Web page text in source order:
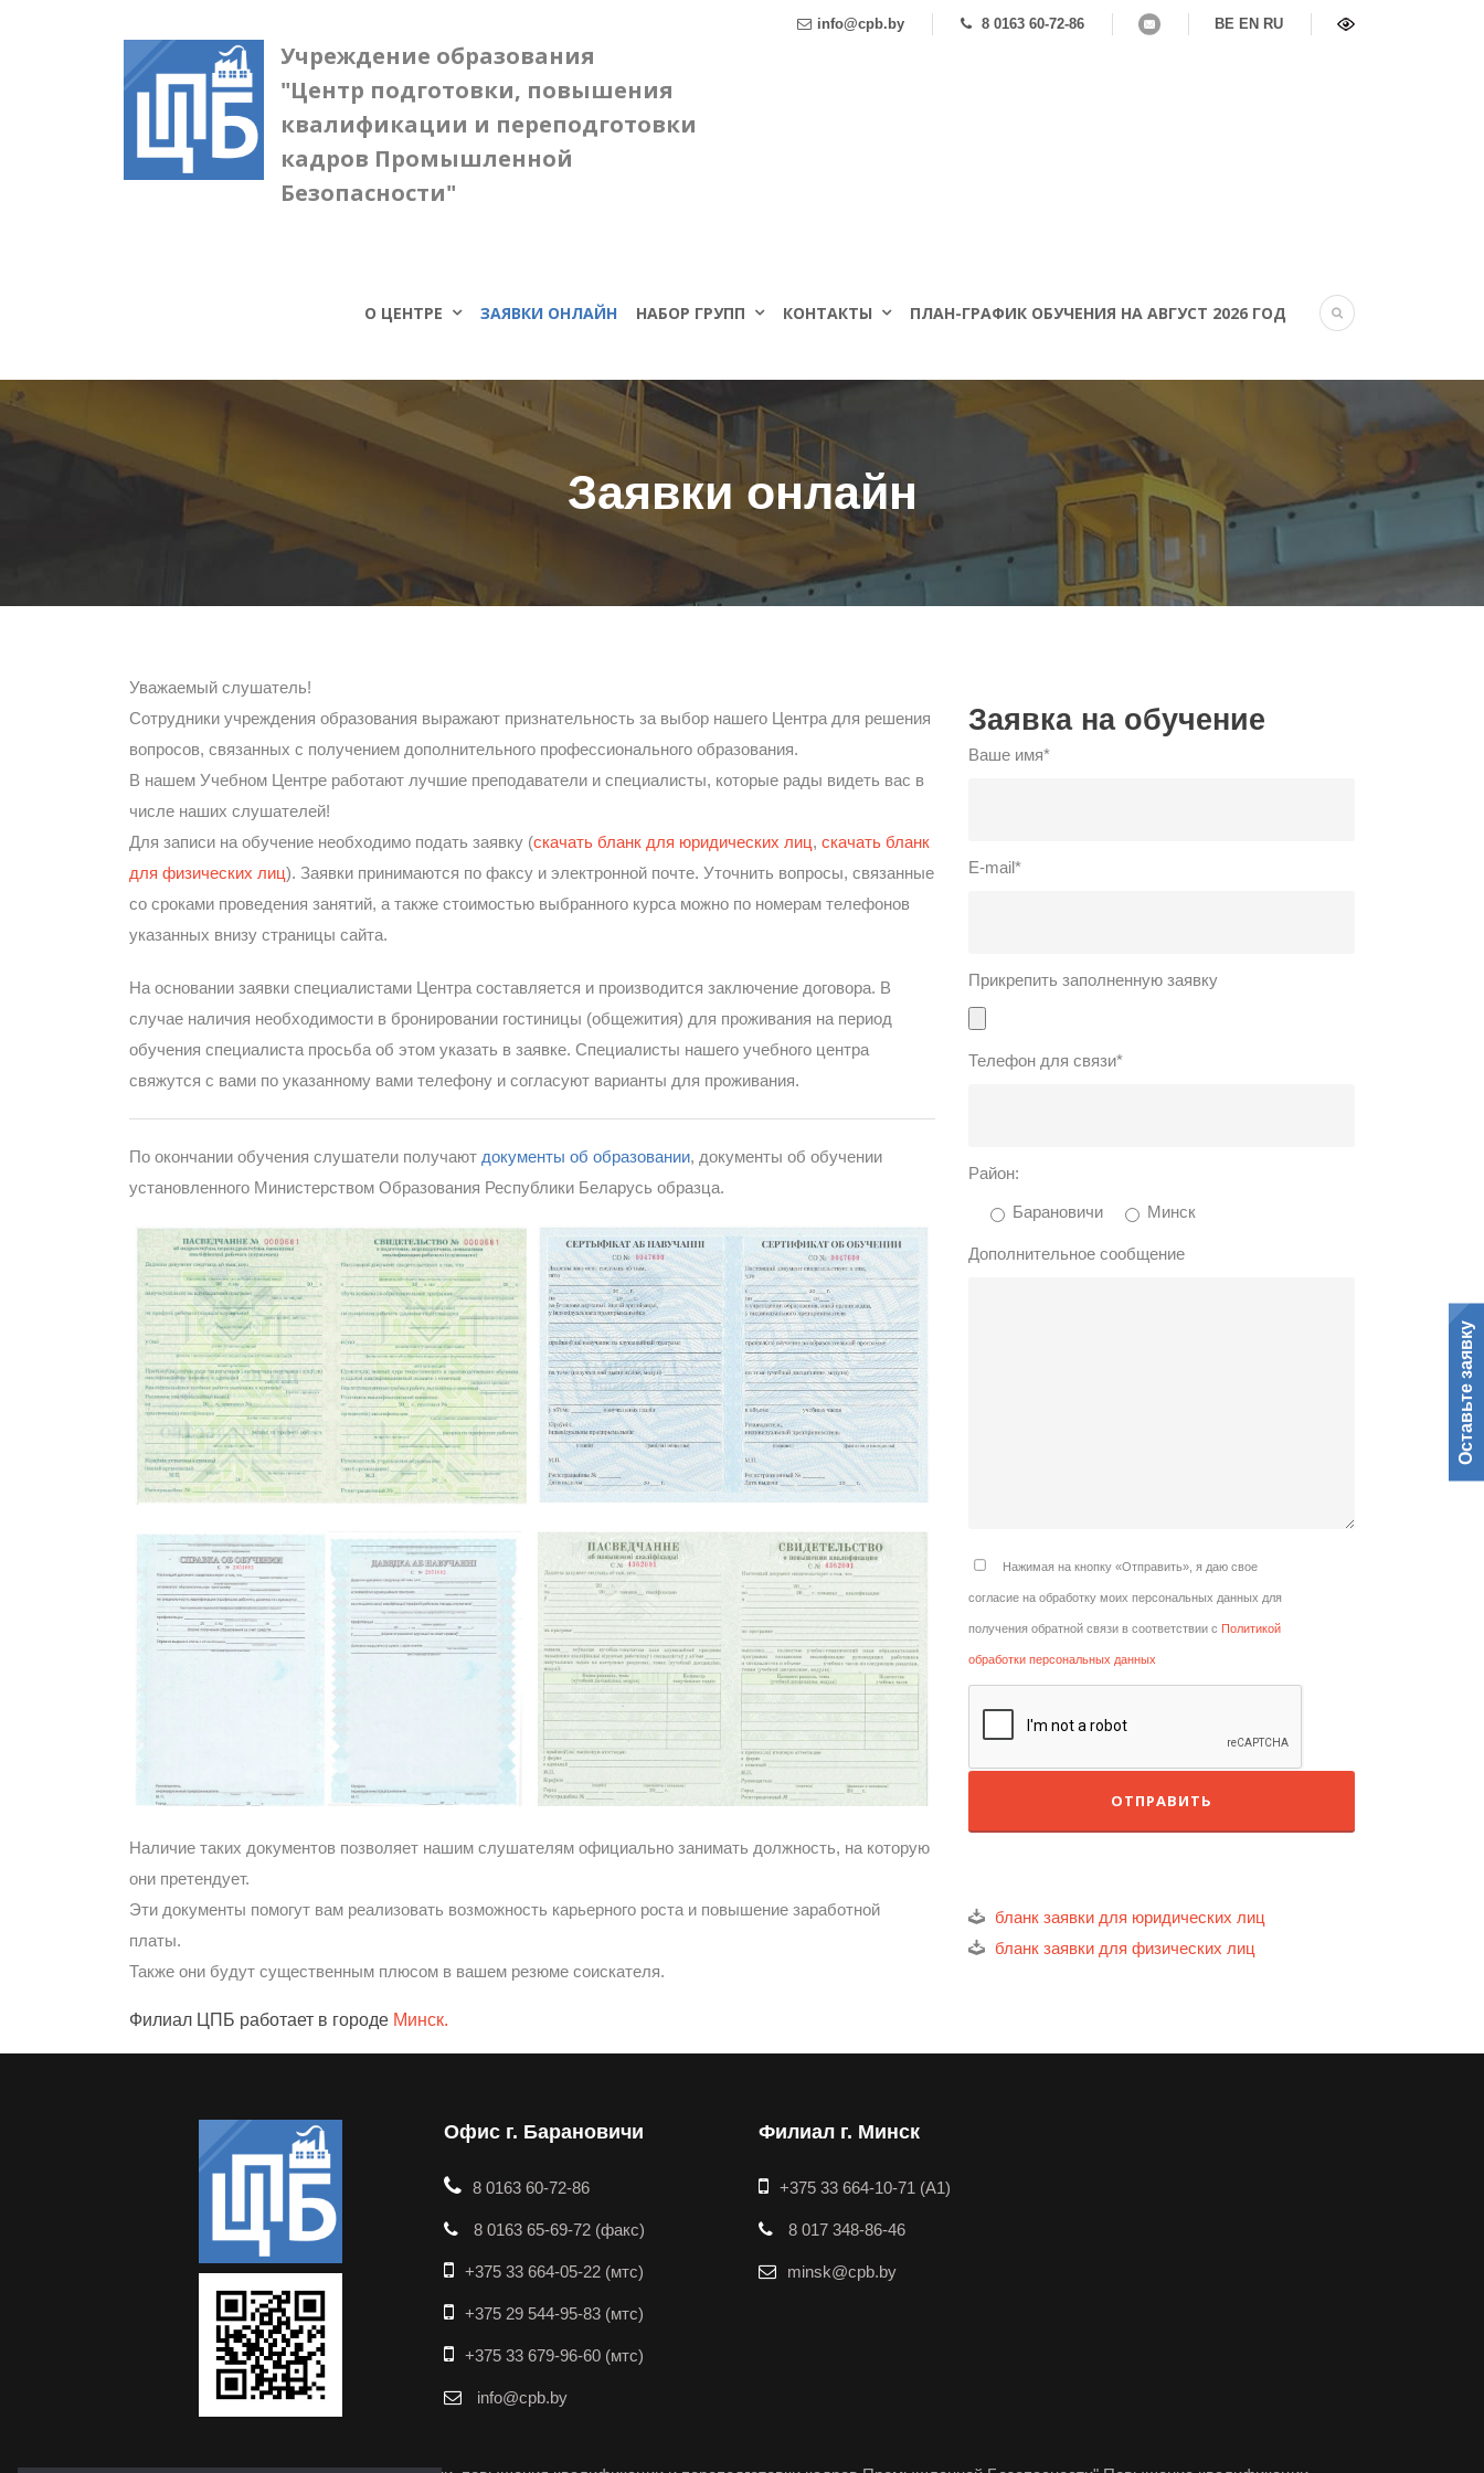
info@cpb.by 8 0163 60-72-86 BE EN RU
Учреждение образования
"Центр подготовки, повышения
квалификации и переподготовки
кадров Промышленной
Безопасности"
О ЦЕНТРЕ ЗАЯВКИ ОНЛАЙН НАБОР ГРУПП КОНТАКТЫ ПЛАН-ГРАФИК ОБУЧЕНИЯ НА АВГУСТ 2026 ГОД
Заявки онлайн
Уважаемый слушатель!
Сотрудники учреждения образования выражают признательность за выбор нашего Центра для решения
вопросов, связанных с получением дополнительного профессионального образования.
В нашем Учебном Центре работают лучшие преподаватели и специалисты, которые рады видеть вас в
числе наших слушателей!
Для записи на обучение необходимо подать заявку (скачать бланк для юридических лиц, скачать бланк
для физических лиц). Заявки принимаются по факсу и электронной почте. Уточнить вопросы, связанные
со сроками проведения занятий, а также стоимостью выбранного курса можно по номерам телефонов
указанных внизу страницы сайта.
На основании заявки специалистами Центра составляется и производится заключение договора. В
случае наличия необходимости в бронировании гостиницы (общежития) для проживания на период
обучения специалиста просьба об этом указать в заявке. Специалисты нашего учебного центра
свяжутся с вами по указанному вами телефону и согласуют варианты для проживания.
По окончании обучения слушатели получают документы об образовании, документы об обучении
установленного Министерством Образования Республики Беларусь образца.
Наличие таких документов позволяет нашим слушателям официально занимать должность, на которую
они претендует.
Эти документы помогут вам реализовать возможность карьерного роста и повышение заработной
платы.
Также они будут существенным плюсом в вашем резюме соискателя.
Филиал ЦПБ работает в городе Минск.
Заявка на обучение
Ваше имя*
E-mail*
Прикрепить заполненную заявку
Телефон для связи*
Район:
Барановичи Минск
Дополнительное сообщение
Нажимая на кнопку «Отправить», я даю свое
согласие на обработку моих персональных данных для
получения обратной связи в соответствии с Политикой
обработки персональных данных
бланк заявки для юридических лиц
бланк заявки для физических лиц
Офис г. Барановичи
8 0163 60-72-86
8 0163 65-69-72 (факс)
+375 33 664-05-22 (мтс)
+375 29 544-95-83 (мтс)
+375 33 679-96-60 (мтс)
info@cpb.by
Филиал г. Минск
+375 33 664-10-71 (A1)
8 017 348-86-46
minsk@cpb.by
Оставьте заявку